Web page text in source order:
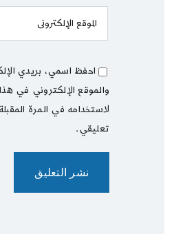
احفظ اسمي، بريدي
والموقع الإلكتروني في
لاستخدامه في المرة
تعليقي.